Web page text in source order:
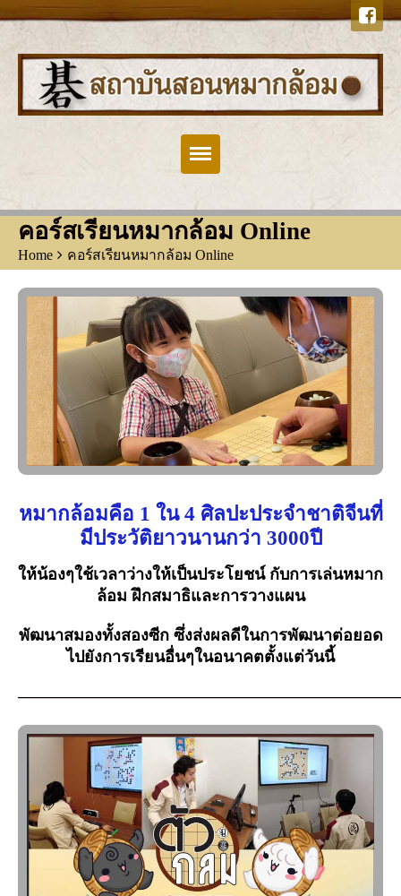
ตัวกลม
ประวัติสถาบัน
คอร์สเรียนตัวกลม
กิจกรรมและข่าวสาร
คอร์สเรียนหมากล้อม Online
Home > คอร์สเรียนหมากล้อม Online
หมากล้อมคือ 1 ใน 4 ศิลปะประจำชาติจีนที่
มีประวัติยาวนานกว่า 3000ปี
ให้น้องๆใช้เวลาว่างให้เป็นประโยชน์ กับการเล่นหมาก
ล้อม ฝึกสมาธิและการวางแผน
พัฒนาสมองทั้งสองซีก ซึ่งส่งผลดีในการพัฒนาต่อยอด
ไปยังการเรียนอื่นๆในอนาคตตั้งแต่วันนี้